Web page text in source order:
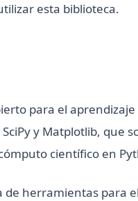
esta biblioteca.
para el
y Matplotlib, que
científico en
herramientas para